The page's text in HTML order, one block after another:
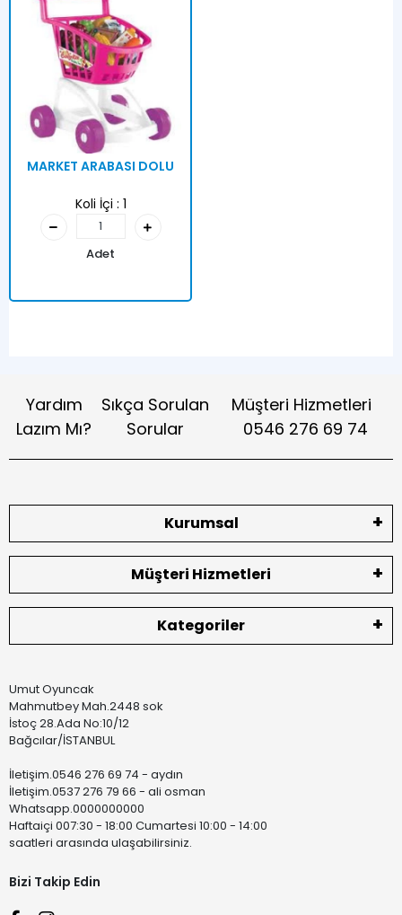
MARKET ARABASI DOLU
Koli İçi : 1
Adet
Yardım
Lazım Mı?
Sıkça Sorulan
Sorular
Müşteri Hizmetleri
0546 276 69 74
Kurumsal
Müşteri Hizmetleri
Kategoriler
Umut Oyuncak
Mahmutbey Mah.2448 sok
İstoç 28.Ada No:10/12
Bağcılar/İSTANBUL
İletişim.0546 276 69 74 - aydın
İletişim.0537 276 79 66 - ali osman
Whatsapp.0000000000
Haftaiçi 007:30 - 18:00 Cumartesi 10:00 - 14:00
saatleri arasında ulaşabilirsiniz.
Bizi Takip Edin